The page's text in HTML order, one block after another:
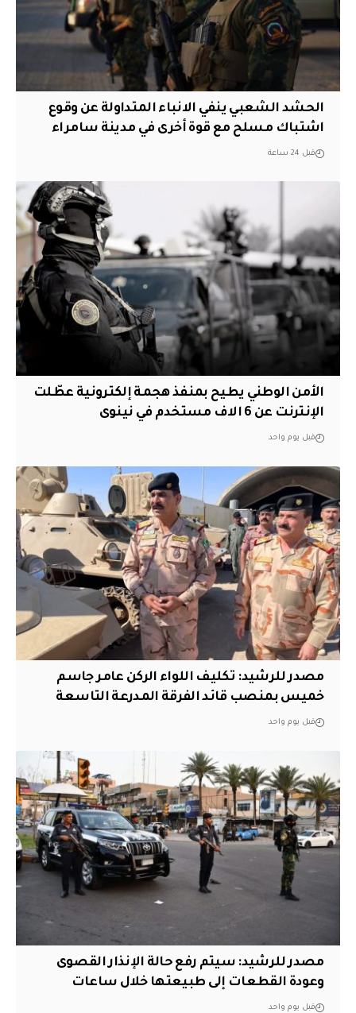
الحشد الشعبي ينفي الانباء المتداولة عن وقوع
اشتباك مسلح مع قوة أخرى في مدينة سامراء
قبل 24 ساعة
الأمن الوطني يطيح بمنفذ هجمة إلكترونية عطّلت
الإنترنت عن 6 الاف مستخدم في نينوى
قبل يوم واحد
مصدر للرشيد: تكليف اللواء الركن عامر جاسم
خميس بمنصب قائد الفرقة المدرعة التاسعة
قبل يوم واحد
مصدر للرشيد: سيتم رفع حالة الإنذار القصوى
وعودة القطعات إلى طبيعتها خلال ساعات
قبل يوم واحد